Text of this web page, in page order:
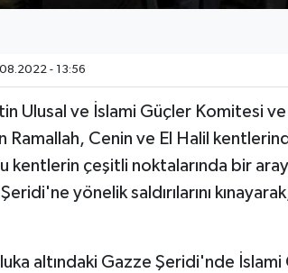
- 13:56
Ulusal ve İslami Güçler Komitesi
Ramallah, Cenin ve El Halil
kentlerin çeşitli noktalarında bir
yönelik saldırılarını
altındaki Gazze Şeridi'nde